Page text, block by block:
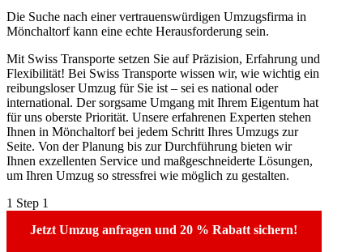
Die Suche nach einer vertrauenswürdigen Umzugsfirma in
Mönchaltorf kann eine echte Herausforderung sein.
Mit Swiss Transporte setzen Sie auf Präzision, Erfahrung und
Flexibilität! Bei Swiss Transporte wissen wir, wie wichtig ein
reibungsloser Umzug für Sie ist – sei es national oder
international. Der sorgsame Umgang mit Ihrem Eigentum hat
für uns oberste Priorität. Unsere erfahrenen Experten stehen
Ihnen in Mönchaltorf bei jedem Schritt Ihres Umzugs zur
Seite. Von der Planung bis zur Durchführung bieten wir
Ihnen exzellenten Service und maßgeschneiderte Lösungen,
um Ihren Umzug so stressfrei wie möglich zu gestalten.
1 Step 1
Jetzt Umzug anfragen und 20 % Rabatt sichern!